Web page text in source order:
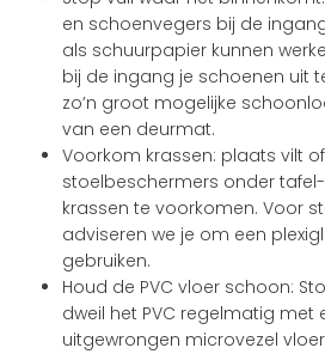
en schoenvegers bij de
als schuurpapier kunnen
bij de ingang je schoenen uit
zo’n groot mogelijke
van een deurmat.
Voorkom krassen: plaats vilt
stoelbeschermers onder
krassen te voorkomen. Voor
adviseren we je om een
gebruiken.
Houd de PVC vloer schoon:
dweil het PVC regelmatig met
uitgewrongen microvezel